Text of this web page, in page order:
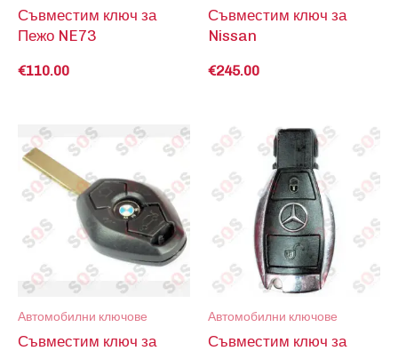
Съвместим ключ за
Пежо NE73
€110.00
Съвместим ключ за
Nissan
€245.00
Автомобилни ключове
Съвместим ключ за
Автомобилни ключове
Съвместим ключ за